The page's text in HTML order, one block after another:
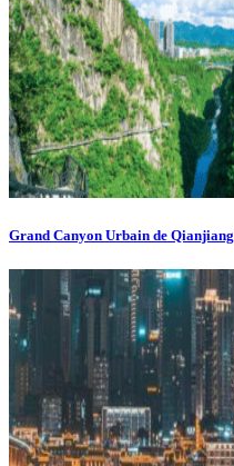
Grand Canyon Urbain de Qianjiang